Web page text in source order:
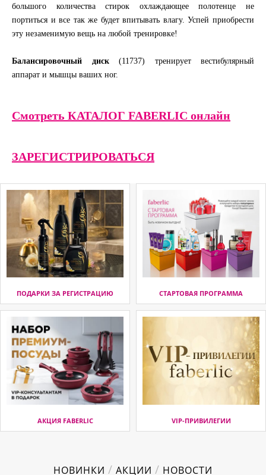
большого количества стирок охлаждающее полотенце не
портиться и все так же будет впитывать влагу. Успей приобрести
эту незаменимую вещь на любой тренировке!
Балансировочный диск(11737) тренирует вестибулярный
аппарат и мышцы ваших ног.
Смотреть КАТАЛОГ FABERLIC онлайн
ЗАРЕГИСТРИРОВАТЬСЯ
ПОДАРКИ ЗА РЕГИСТРАЦИЮ СТАРТОВАЯ ПРОГРАММА
АКЦИЯ FABERLIC VIP-ПРИВИЛЕГИИ
НОВИНКИ / АКЦИИ / НОВОСТИ